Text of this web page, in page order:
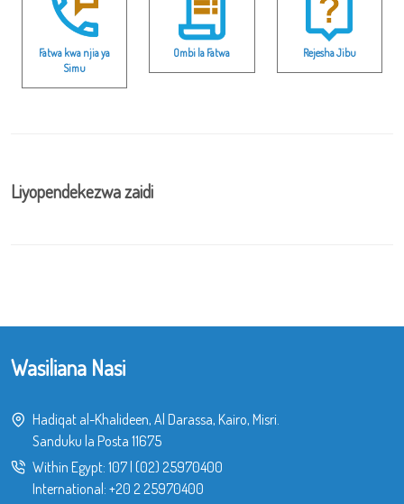
Fatwa kwa njia ya
Simu
Ombi la Fatwa Rejesha Jibu
Liyopendekezwa zaidi
Wasiliana Nasi
Hadiqat al-Khalideen, Al Darassa, Kairo, Misri.
Sanduku la Posta 11675
Within Egypt: 107| (02) 25970400
International: +20 2 25970400